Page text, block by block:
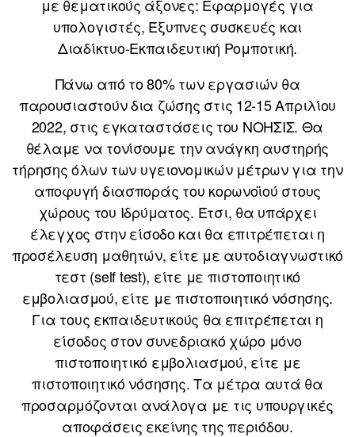
με θεματικούς άξονες: Εφαρμογές για
υπολογιστές, Έξυπνες συσκευές και
Διαδίκτυο-Εκπαιδευτική Ρομποτική.
Πάνω από το 80% των εργασιών θα
παρουσιαστούν δια ζώσης στις 12-15 Απριλίου
2022, στις εγκαταστάσεις του ΝΟΗΣΙΣ. Θα
θέλαμε να τονίσουμε την ανάγκη αυστηρής
τήρησης όλων των υγειονομικών μέτρων για την
αποφυγή διασποράς του κορωνοϊού στους
χώρους του Ιδρύματος. Έτσι, θα υπάρχει
έλεγχος στην είσοδο και θα επιτρέπεται η
προσέλευση μαθητών, είτε με αυτοδιαγνωστικό
τεστ (self test), είτε με πιστοποιητικό
εμβολιασμού, είτε με πιστοποιητικό νόσησης.
Για τους εκπαιδευτικούς θα επιτρέπεται η
είσοδος στον συνεδριακό χώρο μόνο
πιστοποιητικό εμβολιασμού, είτε με
πιστοποιητικό νόσησης. Τα μέτρα αυτά θα
προσαρμόζονται ανάλογα με τις υπουργικές
αποφάσεις εκείνης της περιόδου.